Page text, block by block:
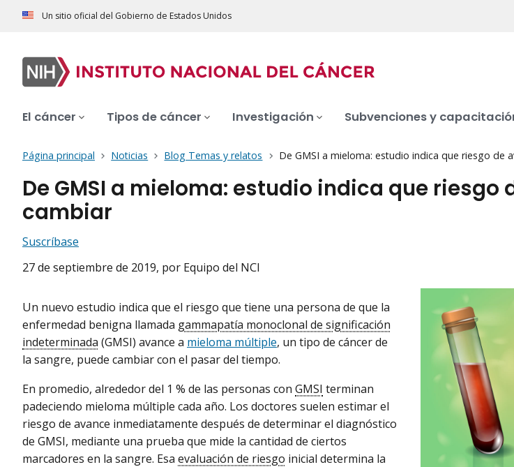
Un sitio oficial del Gobierno de Estados Unidos
El cáncer Tipos de cáncer Investigación Subvenciones y
Página principal Noticias Blog Temas y relatos De GMSI a mieloma: estudio indica que riesgo de
De GMSI a mieloma: estudio indica que riesgo
cambiar
Suscríbase
27 de septiembre de 2019, por Equipo del NCI
Un nuevo estudio indica que el riesgo que tiene una persona de que la
enfermedad benigna llamada gammapatía monoclonal de significación
indeterminada (GMSI) avance a mieloma múltiple, un tipo de cáncer de
la sangre, puede cambiar con el pasar del tiempo.
En promedio, alrededor del 1 % de las personas con GMSI terminan
padeciendo mieloma múltiple cada año. Los doctores suelen estimar el
riesgo de avance inmediatamente después de determinar el diagnóstico
de GMSI, mediante una prueba que mide la cantidad de ciertos
marcadores en la sangre. Esa evaluación de riesgo inicial determina la